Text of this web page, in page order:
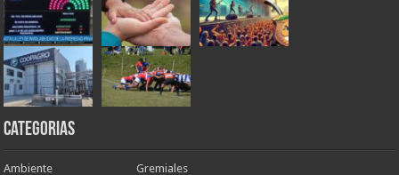
Categorias
Ambiente Gremiales